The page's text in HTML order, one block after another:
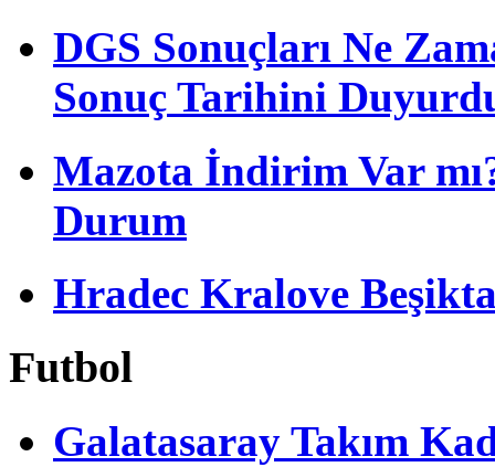
DGS Sonuçları Ne
Sonuç Tarihini
Mazota İndirim Var
Durum
Hradec Kralove
Futbol
Galatasaray Takım